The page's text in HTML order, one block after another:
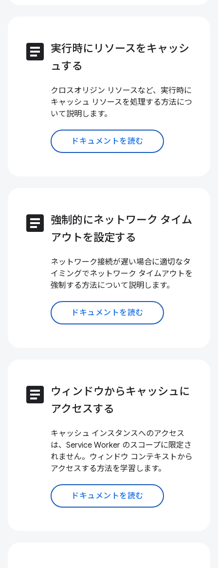
article 実行時にリソースをキャッシ
ュする
クロスオリジン リソースなど、実行時に
キャッシュ リソースを処理する方法につ
いて説明します。
ドキュメントを読む
article 強制的にネットワーク タイム
アウトを設定する
ネットワーク接続が遅い場合に適切なタ
イミングでネットワーク タイムアウトを
強制する方法について説明します。
ドキュメントを読む
article ウィンドウからキャッシュに
アクセスする
キャッシュ インスタンスへのアクセス
は、Service Worker のスコープに限定さ
れません。ウィンドウ コンテキストから
アクセスする方法を学習します。
ドキュメントを読む